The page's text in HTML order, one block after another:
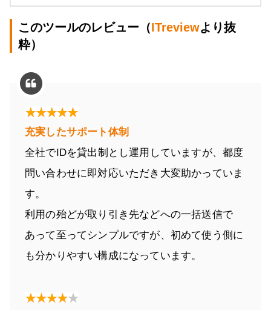
このツールのレビュー（ITreviewより抜
粋）
充実したサポート体制
全社でIDを貸出制とし運用していますが、都度
問い合わせに即対応いただき大変助かっていま
す。
利用の殆どが取り引き先などへの一括送信で
あって至ってシンプルですが、初めて使う側に
も分かりやすい構成になっています。